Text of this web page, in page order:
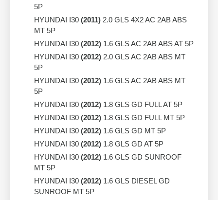
5P
HYUNDAI I30 (2011) 2.0 GLS 4X2 AC 2AB ABS
MT 5P
HYUNDAI I30 (2012) 1.6 GLS AC 2AB ABS AT 5P
HYUNDAI I30 (2012) 2.0 GLS AC 2AB ABS MT
5P
HYUNDAI I30 (2012) 1.6 GLS AC 2AB ABS MT
5P
HYUNDAI I30 (2012) 1.8 GLS GD FULL AT 5P
HYUNDAI I30 (2012) 1.8 GLS GD FULL MT 5P
HYUNDAI I30 (2012) 1.6 GLS GD MT 5P
HYUNDAI I30 (2012) 1.8 GLS GD AT 5P
HYUNDAI I30 (2012) 1.6 GLS GD SUNROOF
MT 5P
HYUNDAI I30 (2012) 1.6 GLS DIESEL GD
SUNROOF MT 5P